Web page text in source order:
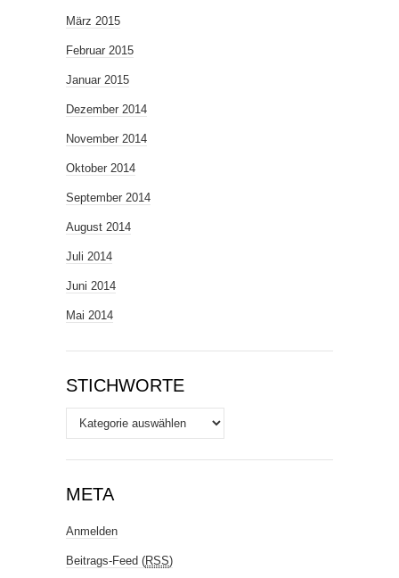
März 2015
Februar 2015
Januar 2015
Dezember 2014
November 2014
Oktober 2014
September 2014
August 2014
Juli 2014
Juni 2014
Mai 2014
STICHWORTE
Stichworte
META
Anmelden
Beitrags-Feed (RSS)